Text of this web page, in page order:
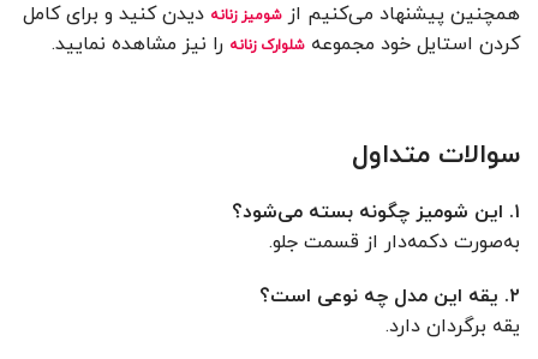
همچنین پیشنهاد می‌کنیم از شومیز زنانه دیدن کنید و برای کامل
کردن استایل خود مجموعه شلوارک زنانه را نیز مشاهده نمایید.
سوالات متداول
۱. این شومیز چگونه بسته می‌شود؟
به‌صورت دکمه‌دار از قسمت جلو.
۲. یقه این مدل چه نوعی است؟
یقه برگردان دارد.